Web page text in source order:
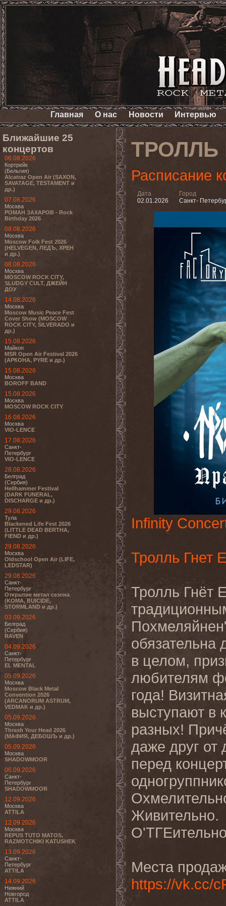
Главная О нас Новости Интервью
Ближайшие 25
концертов
06.08.2026
Кортрейк
(Бельгия)
Alcatraz Open Air (SAXON,
SAVATAGE, TESTAMENT и
др.)
07.08.2026
Москва
РОМАН ЗАХАРОВ - Rock
Birthday 2026
08.08.2026
Москва
Moscow Folk Fest 2026
(HELVEGEN, ЛЕДЪ, ХРЕН
и др.)
08.08.2026
Москва
MOSCOW ROCK CITY,
SLUDGY CULT, ДЖЕЙН
ДОУ
14.08.2026
Москва
Moscow Music Peace Fest
Cover Show (MOSCOW
ROCK CITY, SILVERADO и
др.)
15.08.2026
Майкоп
MSR Open Air Festival 2026
(АРКОНА, PYRE и др.)
15.08.2026
Москва
BOROFF BAND
15.08.2026
Москва
MOSCOW ROCK CITY
16.08.2026
Москва
VIO-LENCE
17.08.2026
Санкт-
Петербург
VIO-LENCE
28.08.2026
Белград
(Сербия)
Hellhammer Festival
(DARK FUNERAL,
DISCHARGE и др.)
29.08.2026
Тула
Blackened Life Fest 2026
(LITTLE DEAD BERTHA,
FIEND и др.)
29.08.2026
Москва
Oldschool Open Air (LIFE,
LEDSTAR)
29.08.2026
Санкт-
Петербург
Открытие метал сезона
(KOMA, BUICIDE,
STORMLAND и др.)
03.09.2026
Белград
(Сербия)
RAVEN
04.09.2026
Санкт-
Петербург
EL MENTAL
05.09.2026
Москва
Moscow Black Metal
Convention 2026
(ARCANORUM ASTRUM,
VEDMAK и др.)
05.09.2026
Москва
Thrash Your Head 2026
(МАФИЯ, ДЕБОШЪ и др.)
05.09.2026
Москва
SHADOWMOOR
06.09.2026
Санкт-
Петербург
SHADOWMOOR
12.09.2026
Москва
ATTILA
12.09.2026
Москва
REPUS TUTO MATOS,
RAZMOTCHIKI KATUSHEK
13.09.2026
Санкт-
Петербург
ATTILA
14.09.2026
Нижний
Новгород
ATTILA
ТРОЛЛЬ
Расписание
Дата
02.01.2026
Город
Санкт-
Infinity
Тролль Гнет
Тролль Гнёт
обязательна
в целом,
любителям
года!
выступают в
разных!
даже друг от
перед
Живительно.
Места
https://vk.cc/